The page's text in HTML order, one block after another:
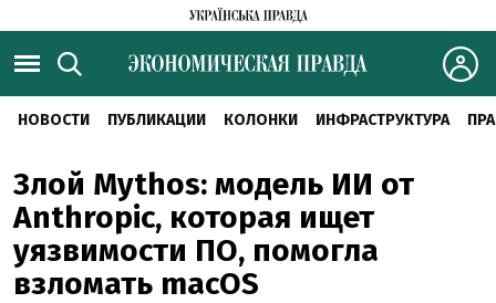
НОВОСТИ ПУБЛИКАЦИИ КОЛОНКИ ИНФРАСТРУКТУРА
Злой Mythos: модель ИИ от
Anthropic, которая ищет
уязвимости ПО, помогла
взломать macOS